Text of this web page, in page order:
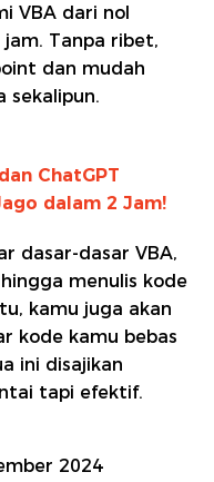
VBA dari nol
Tanpa ribet,
dan mudah
sekalipun.
ChatGPT
dalam 2 Jam!
dasar-dasar VBA,
menulis kode
kamu juga akan
kode kamu bebas
ini disajikan
tapi efektif.
2024